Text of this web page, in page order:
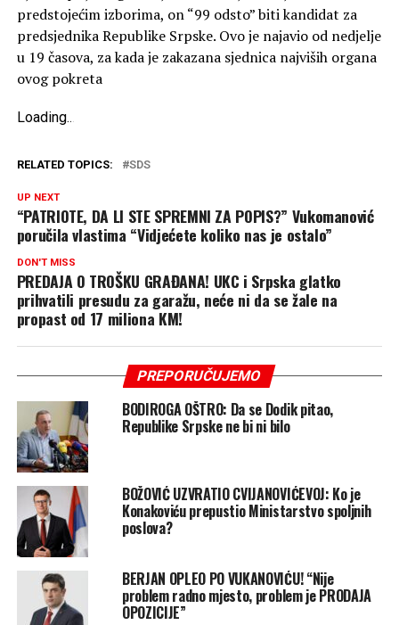
predstojećim izborima, on “99 odsto” biti kandidat za
predsjednika Republike Srpske. Ovo je najavio od nedjelje
u 19 časova, za kada je zakazana sjednica najviših organa
ovog pokreta
Loading...
RELATED TOPICS: SDS
UP NEXT
“PATRIOTE, DA LI STE SPREMNI ZA POPIS?” Vukomanović
poručila vlastima “Vidjećete koliko nas je ostalo”
DON'T MISS
PREDAJA O TROŠKU GRAĐANA! UKC i Srpska glatko
prihvatili presudu za garažu, neće ni da se žale na
propast od 17 miliona KM!
PREPORUČUJEMO
BODIROGA OŠTRO: Da se Dodik pitao,
Republike Srpske ne bi ni bilo
BOŽOVIĆ UZVRATIO CVIJANOVIĆEVOJ: Ko je
Konakoviću prepustio Ministarstvo spoljnih
poslova?
BERJAN OPLEO PO VUKANOVIĆU! “Nije
problem radno mjesto, problem je PRODAJA
OPOZICIJE”